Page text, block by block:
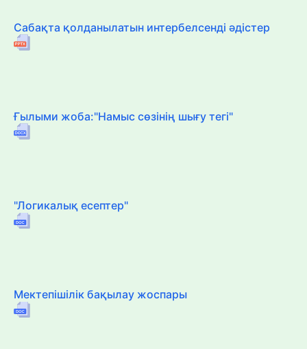
Сабақта қолданылатын интербелсенді әдістер
Ғылыми жоба:"Намыс сөзінің шығу тегі"
"Логикалық есептер"
Мектепішілік бақылау жоспары